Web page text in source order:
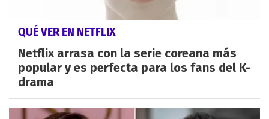
QUÉ VER EN NETFLIX
Netflix arrasa con la serie coreana más
popular y es perfecta para los fans del K-
drama